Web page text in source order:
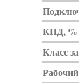
КПД, %
Класс